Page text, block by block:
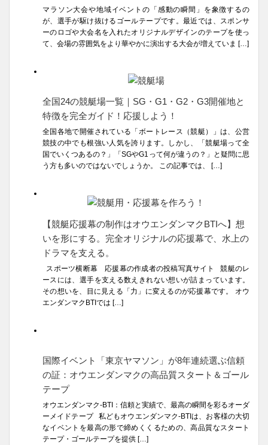
マラソン大会や地域イベントの「感動の瞬間」を象徴するの
が、選手が駆け抜けるゴールテープです。最近では、スポンサ
ーのロゴや大会名を入れたオリジナルデザインのテープを使っ
て、会場の雰囲気をより華やかに演出する大会が増えていま […]
全国24の競艇場一覧｜SG・G1・G2・G3開催地と
特徴を完全ガイド！応援しよう！
全国各地で開催されている「ボートレース（競艇）」は、公営
競技の中でも根強い人気を誇ります。しかし、「競艇場って全
国でいくつあるの？」「SGやG1って何が違うの？」と疑問に思
う方も多いのではないでしょうか。 この記事では、 […]
【競艇応援幕の制作はオウエンダンマクBTIへ】想
いを形にする。完全オリジナルの応援幕で、水上の
ドラマを支える。
スポーツ横断幕 応援幕の作成者の投稿写真サイト 競艇のレ
ースには、選手を支える数えきれない想いが詰まっています。
その想いを、目に見える「力」に変えるのが応援幕です。 オウ
エンダンマクBTIでは […]
国際イベント「東京ヤマソン」が8年連続選ぶ信頼
の証：オウエンダンマクの高品質スタート＆ゴール
テープ
オウエンダンマク-BTI：信頼と実績で、最高の瞬間を彩るオーダ
ーメイドテープ 私どもオウエンダンマク-BTIは、お客様の大切
なイベントを最高の形で締めくくるための、高品質なスタート
テープ・ゴールテープを提供 […]